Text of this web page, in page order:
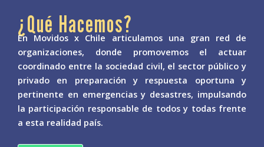
¿Qué Hacemos?
En Movidos x Chile articulamos una gran red de
organizaciones, donde promovemos el actuar
coordinado entre la sociedad civil, el sector público y
privado en preparación y respuesta oportuna y
pertinente en emergencias y desastres, impulsando
la participación responsable de todos y todas frente
a esta realidad país.